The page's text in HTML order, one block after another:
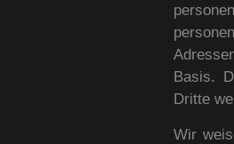
Basis.
Dritte
Wir